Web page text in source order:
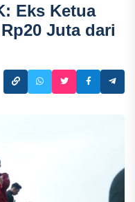
Eks Ketua
Juta dari